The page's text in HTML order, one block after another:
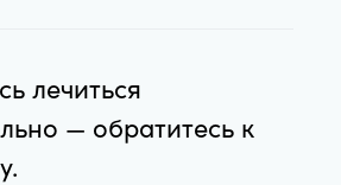
лечиться
— обратитесь к